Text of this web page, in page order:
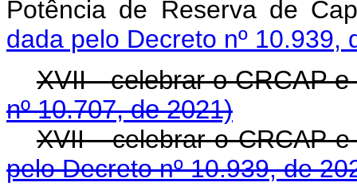
Potência de Reserva de
dada pelo Decreto nº 10.939,
XVII - celebrar o CRCAP
nº 10.707, de 2021)
XVII - celebrar o
pelo Decreto nº 10.939, de